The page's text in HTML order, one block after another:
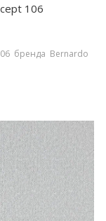
106
бренда Bernardo